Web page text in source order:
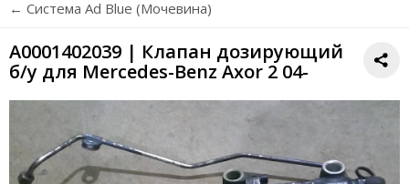
← Система Ad Blue (Мочевина)
A0001402039 | Клапан дозирующий
б/у для Mercedes-Benz Axor 2 04-